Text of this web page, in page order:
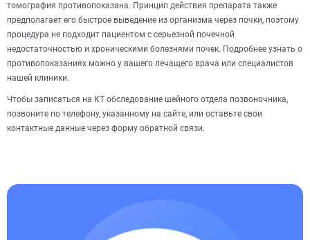
томография противопоказана. Принцип действия препарата также
предполагает его быстрое выведение из организма через почки, поэтому
процедура не подходит пациентом с серьезной почечной
недостаточностью и хроническими болезнями почек. Подробнее узнать о
противопоказаниях можно у вашего лечащего врача или специалистов
нашей клиники.
Чтобы записаться на КТ обследование шейного отдела позвоночника,
позвоните по телефону, указанному на сайте, или оставьте свои
контактные данные через форму обратной связи.